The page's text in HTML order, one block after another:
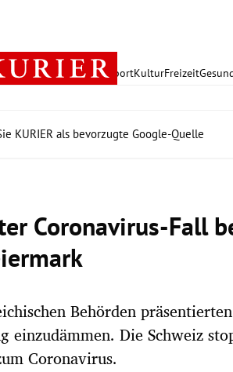
PolitikWirtschaft SportKulturFreizeit
KURIER als bevorzugte Google-Quelle
Coronavirus-Fall
Behörden
einzudämmen. Die Schweiz
Coronavirus.